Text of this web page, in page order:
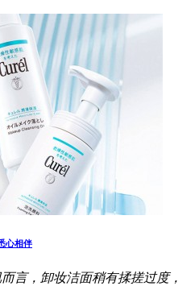
心相伴
言，卸妆洁面稍有揉搓过度，